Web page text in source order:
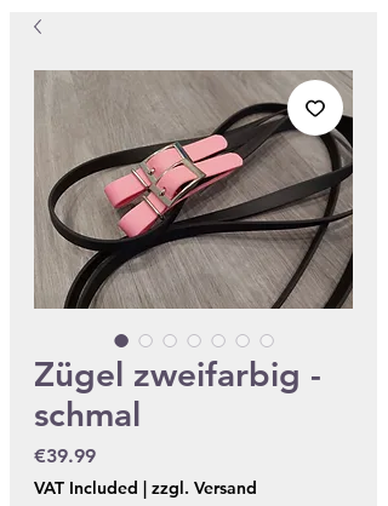
Zügel zweifarbig -
schmal
€39.99Price
VAT Included | zzgl. Versand